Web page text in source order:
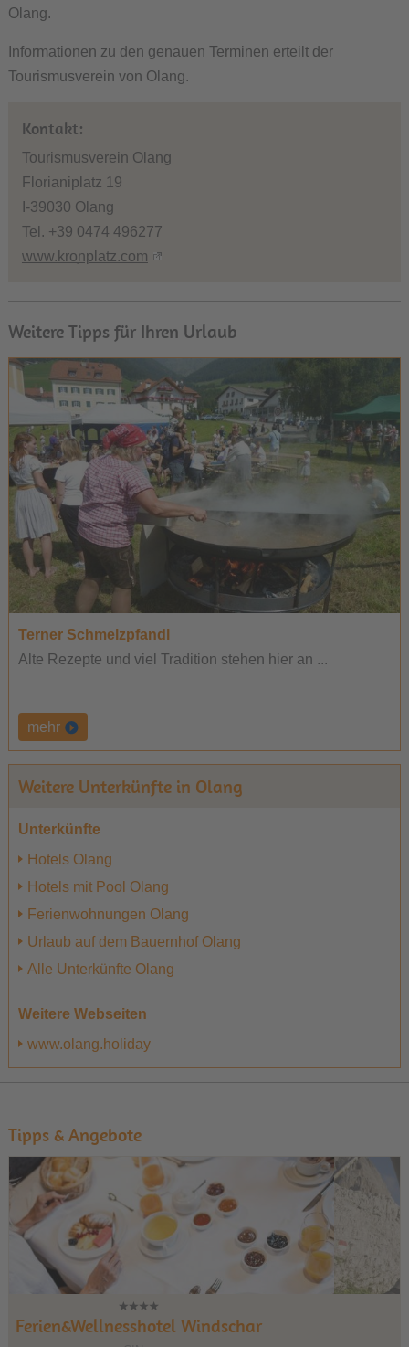
Olang.
Informationen zu den genauen Terminen erteilt der
Tourismusverein von Olang.
Kontakt:
Tourismusverein Olang
Florianiplatz 19
I-39030 Olang
Tel. +39 0474 496277
www.kronplatz.com
Weitere Tipps für Ihren Urlaub
Terner Schmelzpfandl
Alte Rezepte und viel Tradition stehen hier an ...
mehr
Weitere Unterkünfte in Olang
Unterkünfte
Hotels Olang
Hotels mit Pool Olang
Ferienwohnungen Olang
Urlaub auf dem Bauernhof Olang
Alle Unterkünfte Olang
Weitere Webseiten
www.olang.holiday
Tipps & Angebote